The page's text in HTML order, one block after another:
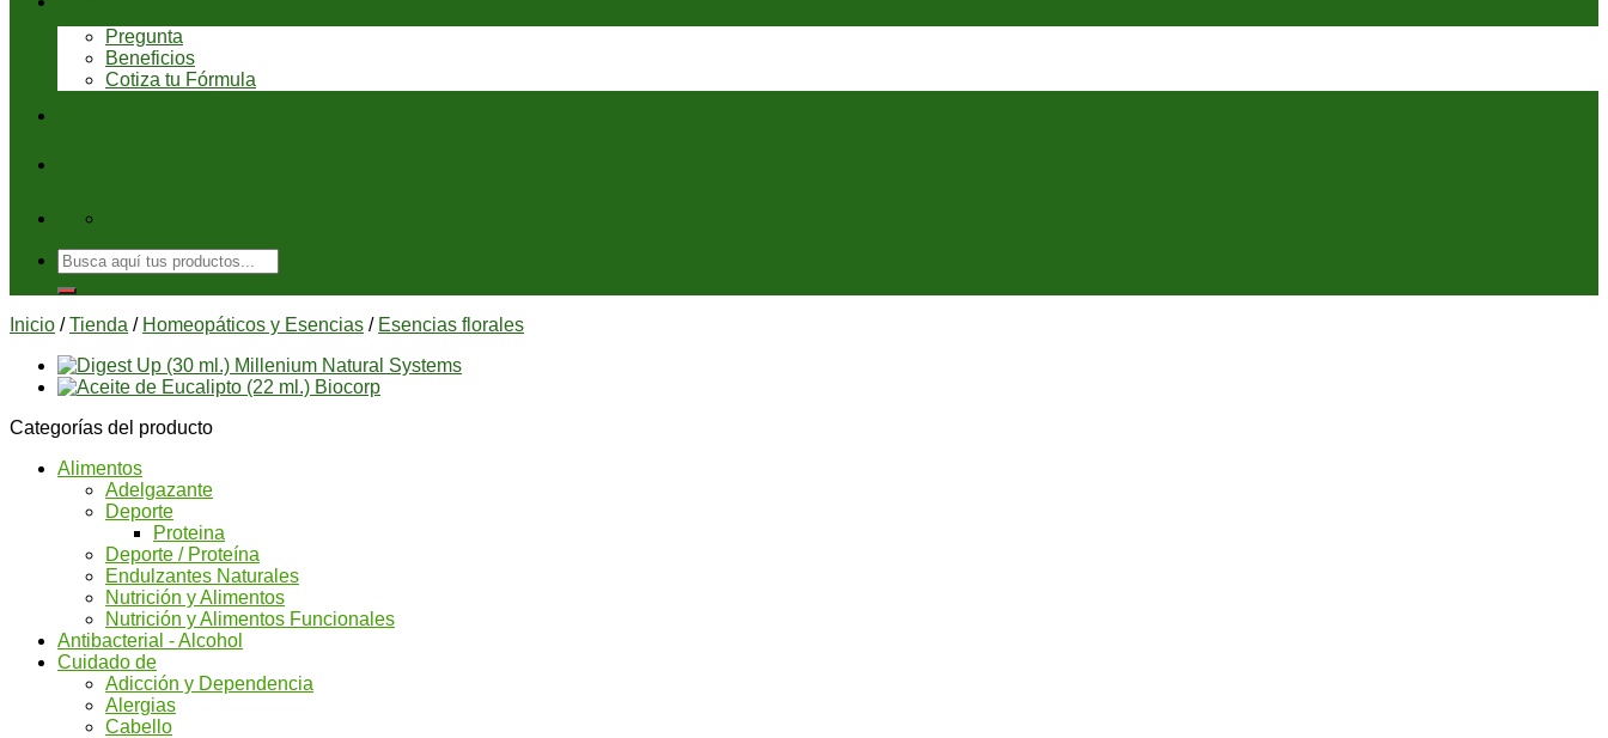
Pregunta
Beneficios
Cotiza tu Fórmula
Buscar
por:
Inicio / Tienda / Homeopáticos y Esencias / Esencias florales
Categorías del producto
Alimentos
Adelgazante
Deporte
Proteina
Deporte / Proteína
Endulzantes Naturales
Nutrición y Alimentos
Nutrición y Alimentos Funcionales
Antibacterial - Alcohol
Cuidado de
Adicción y Dependencia
Alergias
Cabello